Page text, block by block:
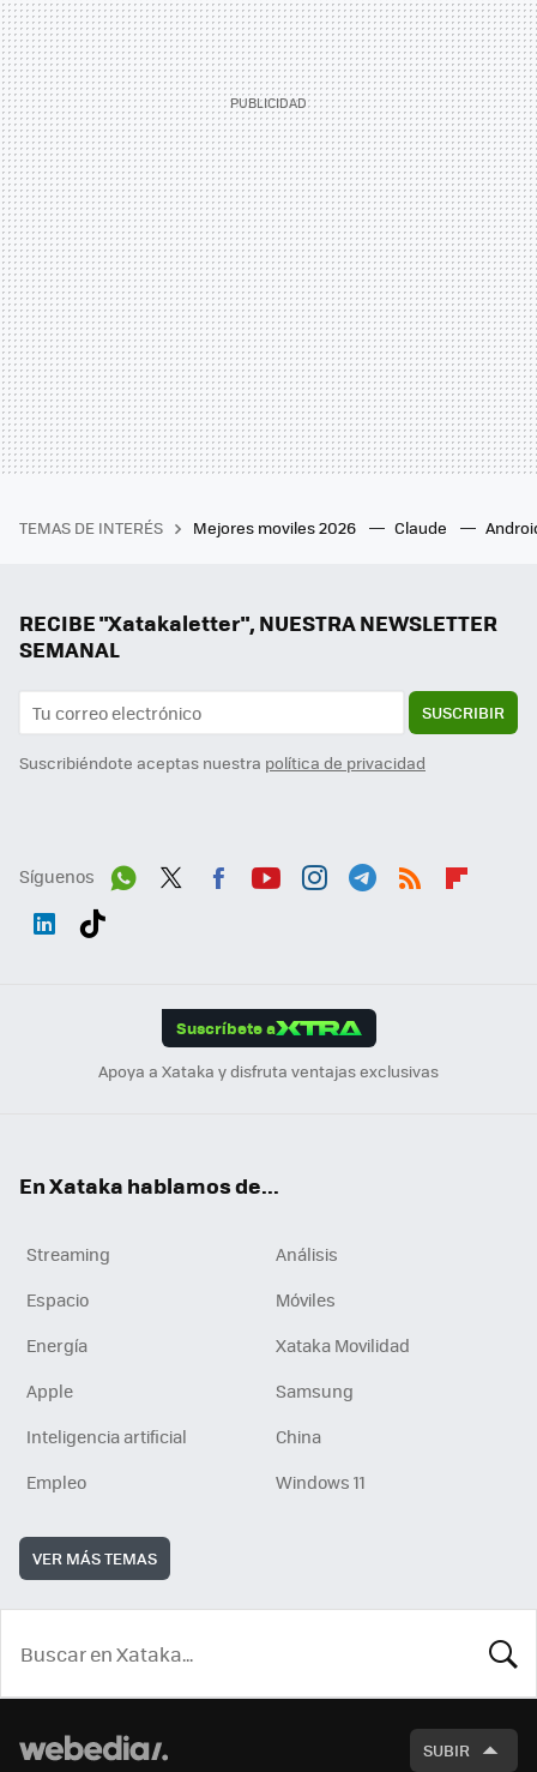
TEMAS DE INTERÉS Mejores moviles 2026 Claude
RECIBE "Xatakaletter", NUESTRA NEWSLETTER
SEMANAL
SUSCRIBIR
Suscribiéndote aceptas nuestra política de privacidad
Síguenos
Suscríbete a
Apoya a Xataka y disfruta ventajas exclusivas
En Xataka hablamos de...
Streaming
Análisis
Espacio
Móviles
Energía
Xataka Movilidad
Apple
Samsung
Inteligencia artificial
China
Empleo
Windows 11
VER MÁS TEMAS
SUBIR